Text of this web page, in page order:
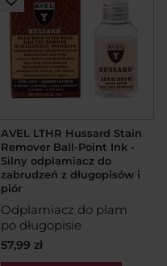
AVEL LTHR Hussard Stain
Remover Ball-Point Ink -
Silny odplamiacz do
zabrudzeń z długopisów i
piór
Odplamiacz do plam
po długopisie
57,99 zł